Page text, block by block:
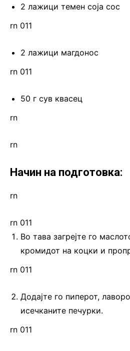
2 лажици темен соја сос
rn 011
2 лажици магдонос
rn 011
50 г сув квасец
rn
rn
Начин на подготовка:
rn
rn 011
Во тава загрејте го
кромидот на коцки и
rn 011
Додајте го пиперот,
исечканите печурки.
rn 011